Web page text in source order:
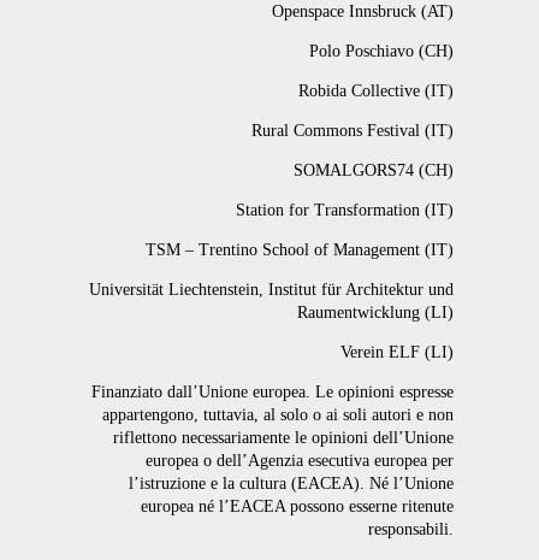
Openspace Innsbruck (AT)
Polo Poschiavo (CH)
Robida Collective (IT)
Rural Commons Festival (IT)
SOMALGORS74 (CH)
Station for Transformation (IT)
TSM – Trentino School of Management (IT)
Universität Liechtenstein, Institut für Architektur und
Raumentwicklung (LI)
Verein ELF (LI)
Finanziato dall’Unione europea. Le opinioni espresse
appartengono, tuttavia, al solo o ai soli autori e non
riflettono necessariamente le opinioni dell’Unione
europea o dell’Agenzia esecutiva europea per
l’istruzione e la cultura (EACEA). Né l’Unione
europea né l’EACEA possono esserne ritenute
responsabili.